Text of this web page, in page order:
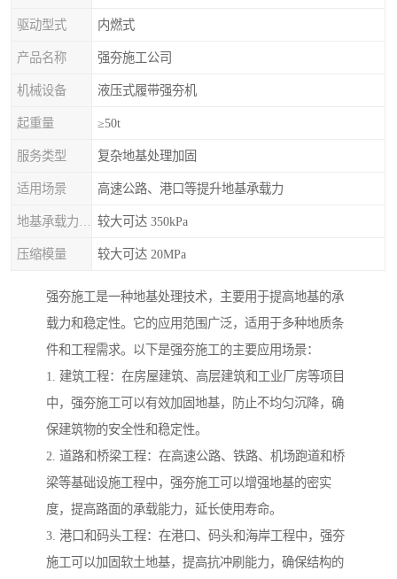
驱动型式 内燃式
产品名称 强夯施工公司
机械设备 液压式履带强夯机
起重量 ≥50t
服务类型 复杂地基处理加固
适用场景 高速公路、港口等提升地基承载力
较大可达 350kPa
压缩模量 较大可达 20MPa
强夯施工是一种地基处理技术，主要用于提高地基的承
载力和稳定性。它的应用范围广泛，适用于多种地质条
件和工程需求。以下是强夯施工的主要应用场景：
1. 建筑工程：在房屋建筑、高层建筑和工业厂房等项目
中，强夯施工可以有效加固地基，防止不均匀沉降，确
保建筑物的安全性和稳定性。
2. 道路和桥梁工程：在高速公路、铁路、机场跑道和桥
梁等基础设施工程中，强夯施工可以增强地基的密实
度，提高路面的承载能力，延长使用寿命。
3. 港口和码头工程：在港口、码头和海岸工程中，强夯
施工可以加固软土地基，提高抗冲刷能力，确保结构的